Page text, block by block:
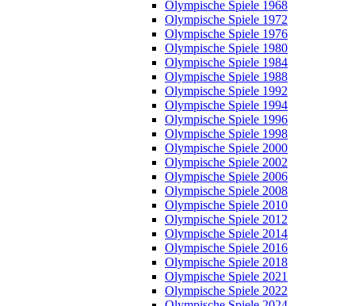
Olympische Spiele 1968
Olympische Spiele 1972
Olympische Spiele 1976
Olympische Spiele 1980
Olympische Spiele 1984
Olympische Spiele 1988
Olympische Spiele 1992
Olympische Spiele 1994
Olympische Spiele 1996
Olympische Spiele 1998
Olympische Spiele 2000
Olympische Spiele 2002
Olympische Spiele 2006
Olympische Spiele 2008
Olympische Spiele 2010
Olympische Spiele 2012
Olympische Spiele 2014
Olympische Spiele 2016
Olympische Spiele 2018
Olympische Spiele 2021
Olympische Spiele 2022